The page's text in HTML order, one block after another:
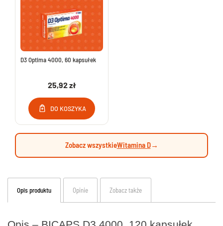
D3 Optima 4000, 60 kapsułek
25,92 zł
DO KOSZYKA
Zobacz wszystkieWitamina D→
Opis produktu Opinie Zobacz także